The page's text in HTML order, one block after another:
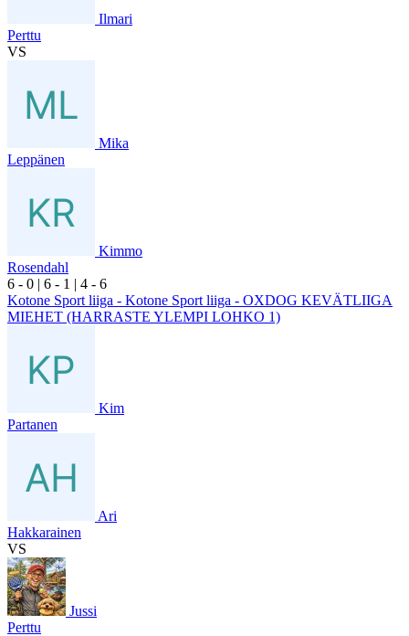
Ilmari
Perttu
VS
Mika
Leppänen
Kimmo
Rosendahl
6 - 0 | 6 - 1 | 4 - 6
Kotone Sport liiga - Kotone Sport liiga - OXDOG KEVÄTLIIGA
MIEHET (HARRASTE YLEMPI LOHKO 1)
Kim
Partanen
Ari
Hakkarainen
VS
Jussi
Perttu